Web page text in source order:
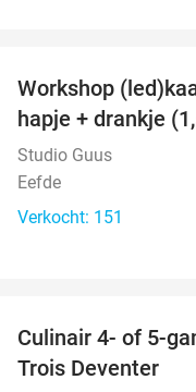
Workshop
hapje + drankje
Studio Guus
Eefde
Verkocht: 151
Culinair 4- of 5-
Trois Deventer